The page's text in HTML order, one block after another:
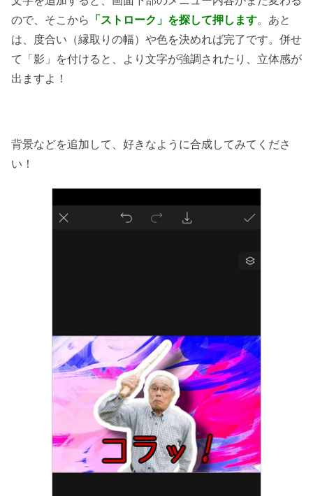
ので、そこから
「ストローク」を探して押します。あと
は、度合い（縁取りの幅）や色を決めれば完了です。併せ
て「影」を付けると、より文字が強調されたり、立体感が
出ますよ！
背景などを追加して、好きなように合成してみてくださ
い！